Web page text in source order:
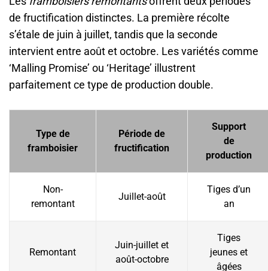
de fructification distinctes. La première récolte
s’étale de juin à juillet, tandis que la seconde
intervient entre août et octobre. Les variétés comme
‘Malling Promise’ ou ‘Heritage’ illustrent
parfaitement ce type de production double.
Type de
framboisier
Période de
fructification
Support
de
production
Non-
remontant
Juillet-août
Tiges d’un
an
Remontant
Juin-juillet et
août-octobre
Tiges
jeunes et
âgées